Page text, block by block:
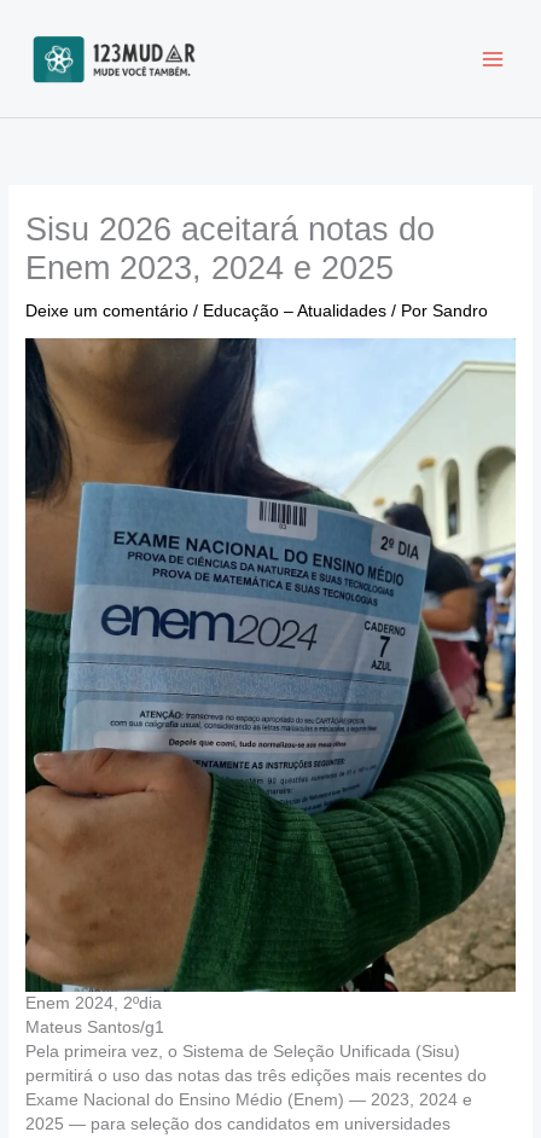
para
conteúdo
Sisu 2026 aceitará notas do
Enem 2023, 2024 e 2025
Deixe um comentário / Educação – Atualidades / PorSandro
Enem 2024, 2ºdia
Mateus Santos/g1
Pela primeira vez, o Sistema de Seleção Unificada (Sisu)
permitirá o uso das notas das três edições mais recentes do
Exame Nacional do Ensino Médio (Enem) — 2023, 2024 e
2025 — para seleção dos candidatos em universidades